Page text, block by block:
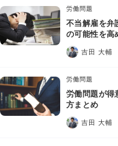
労働問題
不当解雇を弁
の可能性を高
吉田 大輔
労働問題
労働問題が得
方まとめ
吉田 大輔